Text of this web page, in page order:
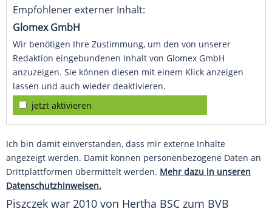
Empfohlener externer Inhalt:
Glomex GmbH
Wir benötigen Ihre Zustimmung, um den von unserer
Redaktion eingebundenen Inhalt von Glomex GmbH
anzuzeigen. Sie können diesen mit einem Klick anzeigen
lassen und auch wieder deaktivieren.
jetzt aktivieren
Ich bin damit einverstanden, dass mir externe Inhalte
angezeigt werden. Damit können personenbezogene Daten an
Drittplattformen übermittelt werden. Mehr dazu in unseren
Datenschutzhinweisen.
Piszczek war 2010 von Hertha BSC zum BVB